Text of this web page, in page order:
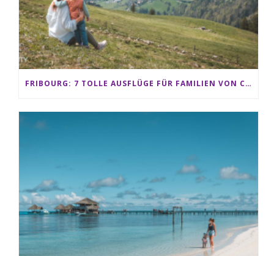
FRIBOURG: 7 TOLLE AUSFLÜGE FÜR FAMILIEN VON CHARMEY BIS LES PACCOTS